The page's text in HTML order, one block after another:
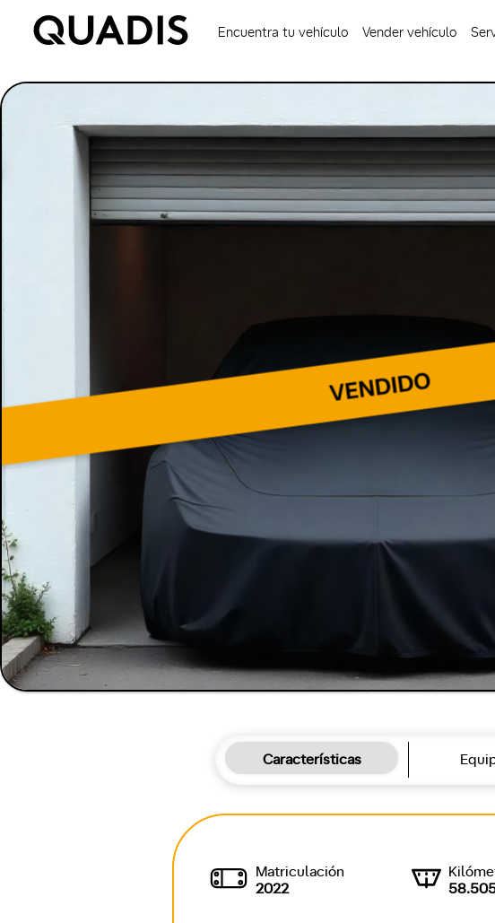
Encuentra tu vehículo Vender vehículo
Características
Matriculación
2022